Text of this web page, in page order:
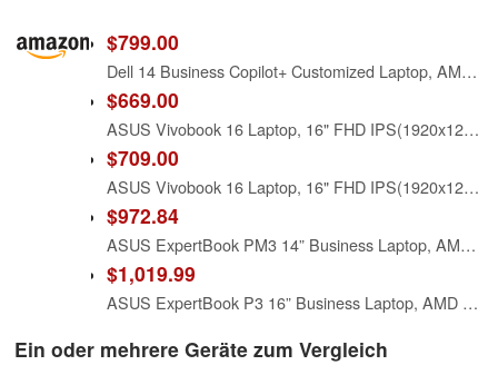
$799.00
Dell 14 Business Copilot+ Customized Laptop, AMD Ryzen AI 5 330, 14" FHD+ 1920×1200, 16GB-64GB DDR5, 512GB-4TB SSD,Backlit Keyboard, HDMI, FHD RGB Camera, Type-C, Wi-Fi 6, Windows 11 Pro, Silver
$669.00
ASUS Vivobook 16 Laptop, 16" FHD IPS(1920x1200) LED Display, AMD Ryzen AI 5 330, Copilot+ PC, 16GB DDR5 RAM, 512GB SSD, HDMI, Quiet Blue, Windows 11 Home, TWE Accessories
$709.00
ASUS Vivobook 16 Laptop, 16" FHD IPS(1920x1200) LED Display, AMD Ryzen AI 5 330, Copilot+ PC, 16GB DDR5 RAM, 1TB SSD, HDMI, Quiet Blue, Windows 11 Home, TWE Accessories
$972.84
ASUS ExpertBook PM3 14” Business Laptop, AMD Ryzen AI5 330 Processor, 16GB RAM, 512GB SSD, WiFi 7, Windows 11 Pro, Misty Grey, PM3406CKA-XS54
$1,019.99
ASUS ExpertBook P3 16” Business Laptop, AMD Ryzen AI5 330 PProcessor, 16GB RAM, 512GB SSD, WiFi 7, Windows 11 Pro, Misty Grey, PM3606CKA-XS54
Ein oder mehrere Geräte zum Vergleich